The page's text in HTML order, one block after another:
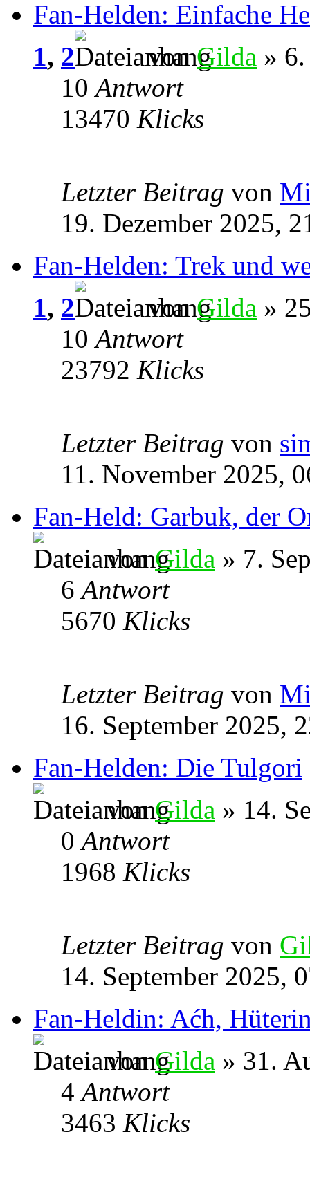
Fan-Helden: Einfache
1, 2 vonGilda »
10Antwort
13470 Klicks
Letzter Beitrag von
19. Dezember 2025,
Fan-Helden: Trek und
1, 2 vonGilda »
10Antwort
23792 Klicks
Letzter Beitrag von
11. November 2025,
Fan-Held: Garbuk, der
vonGilda » 7.
6Antwort
5670 Klicks
Letzter Beitrag von
16. September 2025,
Fan-Helden: Die Tulgori
vonGilda » 14.
0Antwort
1968 Klicks
Letzter Beitrag von
14. September 2025,
Fan-Heldin: Aćh,
vonGilda » 31.
4Antwort
3463 Klicks